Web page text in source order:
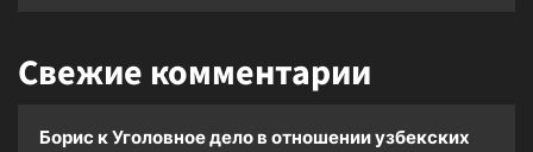
Свежие комментарии
Борис кУголовное дело в отношении узбекских